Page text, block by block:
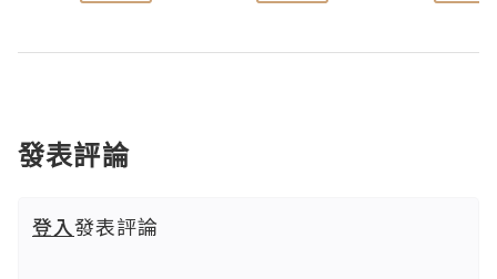
發表評論
登入發表評論